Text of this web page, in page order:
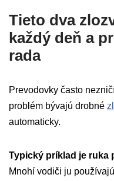
Tieto dva
každý deň a
rada
Prevodovky často
problém bývajú drobné
automaticky.
Typický príklad je ruka
Mnohí vodiči ju